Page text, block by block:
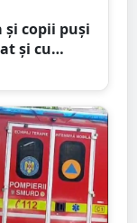
și copii puși
și cu